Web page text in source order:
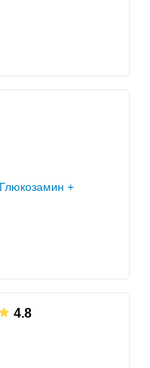
Глюкозамин +
4.8